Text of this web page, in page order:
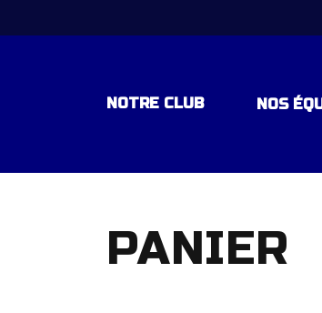
NOTRE CLUB NOS
EQUIPE ESPOIR –
PANIER